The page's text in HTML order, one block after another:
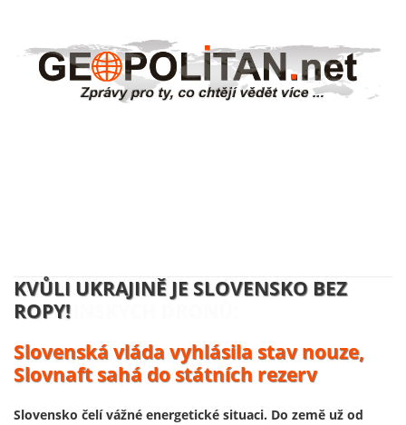
NĚMECKO ZAHAJUJE VÝROBU
UKRAJINSKÝCH DRONŮ:
Volodymyr Zelenskyj se usmívá, účty
platí daňový poplatníci
Ukrajinský prezident Volodymyr Zelenskyj 13. února